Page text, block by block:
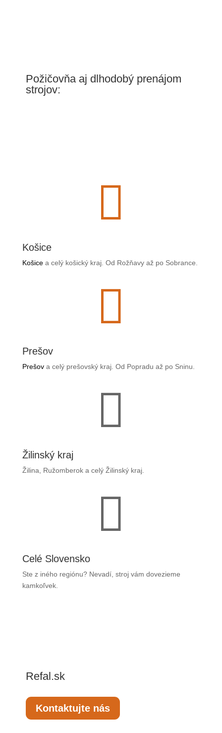
Požičovňa aj dlhodobý prenájom
strojov:

Košice
Košicea celý košický kraj. Od Rožňavy až po Sobrance.

Prešov
Prešova celý prešovský kraj. Od Popradu až po Sninu.

Žilinský kraj
Žilina, Ružomberok a celý Žilinský kraj.

Celé Slovensko
Ste z iného regiónu? Nevadí, stroj vám dovezieme
kamkoľvek.
Refal.sk
Kontaktujte nás